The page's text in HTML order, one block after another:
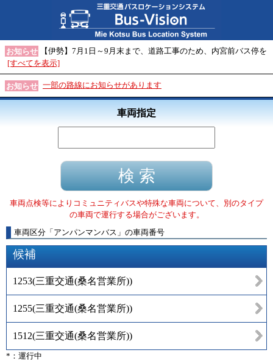
お知らせ
【伊勢】7月1日～9月末まで、道路工事のため、内宮前バス停を
[すべてを表示]
お知らせ 一部の路線にお知らせがあります
車両指定
車両点検等によりコミュニティバスや特殊な車両について、別のタイプ
の車両で運行する場合がございます。
車両区分 「 アンパンマンバス 」 の車両番号
候補
1253(三重交通(桑名営業所))
1255(三重交通(桑名営業所))
1512(三重交通(桑名営業所))
*：運行中